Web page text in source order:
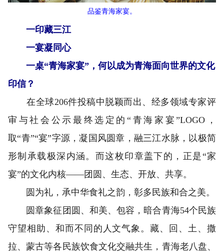
品鉴青海家宴。
一印藏三江
一宴凝同心
一桌“青海家宴”，何以成为青海面向世界的文化
印信？
在全球206件投稿中脱颖而出、经多领域专家评
审与社会公示最终选定的“青海家宴”LOGO，
取“青”“宴”字源，凝国风圆章，融三江水脉，以极简
形制承载极深内涵。而这枚印章盖下的，正是“家
宴”的文化内核——团圆、生态、开放、共享。
圆为礼，承中华食礼之韵，彰多民族和合之美。
圆章象征团圆、和美、包容，暗合青海54个民族
守望相助、和而不同的人文气象。藏、回、土、撒
拉、蒙古等各民族饮食文化交融共生，青海老八盘、